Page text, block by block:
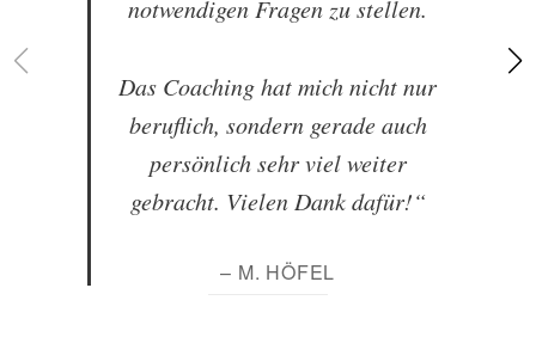
notwendigen Fragen zu stellen.
Das Coaching hat mich nicht nur
beruflich, sondern gerade auch
persönlich sehr viel weiter
gebracht. Vielen Dank dafür!“
– M. HÖFEL